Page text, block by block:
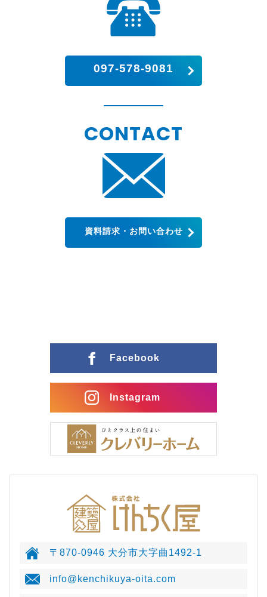
097-578-9081
CONTACT
資料請求・お問い合わせ
Facebook
Instagram
〒870-0946 大分市大字曲1492-1
info@kenchikuya-oita.com